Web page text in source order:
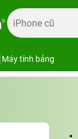
Máy tính bảng
Dán cường lực